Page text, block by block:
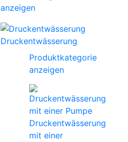
anzeigen
Druckentwässerung
Produktkategorie
anzeigen
Druckentwässerung
mit einer